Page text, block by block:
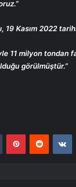
19 Kasım 2022
11 milyon tondan
görülmüştür.”
Tumblr PinterestReddit